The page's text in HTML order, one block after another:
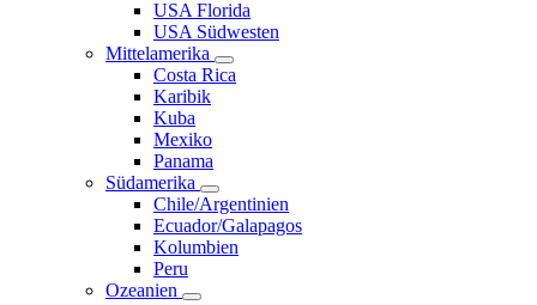
USA Florida
USA Südwesten
Mittelamerika
Costa Rica
Karibik
Kuba
Mexiko
Panama
Südamerika
Chile/Argentinien
Ecuador/Galapagos
Kolumbien
Peru
Ozeanien